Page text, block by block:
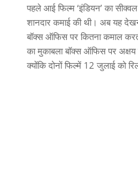
पहले आई फिल्म ‘इंडियन’ का
शानदार कमाई की थी। अब यह
बॉक्स ऑफिस पर कितना कमाल
का मुकाबला बॉक्स ऑफिस पर अक्षय
क्योंकि दोनों फिल्में 12 जुलाई को